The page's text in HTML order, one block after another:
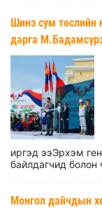
Шинэ сум төслийн
дарга
иргэд ээЭрхэм
байлдагчид болон
Монгол дайчдын